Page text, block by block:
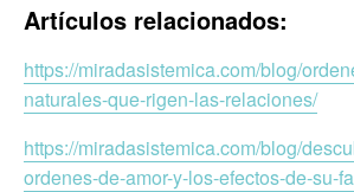
Artículos relacionados:
https://miradasistemica.com/blog/
naturales-que-rigen-las-relaciones/
https://miradasistemica.com/blog/
ordenes-de-amor-y-los-efectos-de-su-